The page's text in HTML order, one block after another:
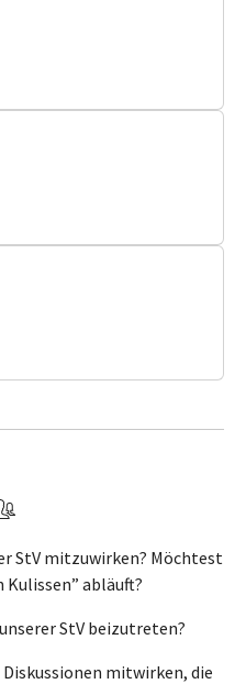
StV mitzuwirken? Möchtest
Kulissen” abläuft?
StV beizutreten?
mitwirken, die